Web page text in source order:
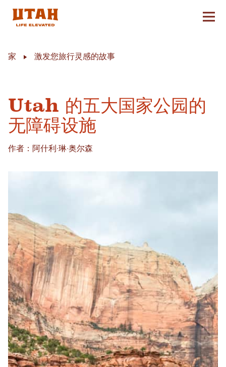
切换
家 激发您旅行灵感的故事
Utah 的五大国家公园的
无障碍设施
作者：阿什利·琳·奥尔森